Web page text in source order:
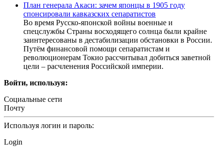
План генерала Акаси: зачем японцы в 1905 году
спонсировали кавказских сепаратистов
Во время Русско-японской войны военные и
спецслужбы Страны восходящего солнца были крайне
заинтересованы в дестабилизации обстановки в России.
Путём финансовой помощи сепаратистам и
революционерам Токио рассчитывал добиться заветной
цели – расчленения Российской империи.
Войти, используя:
Социальные сети
Почту
Используя логин и пароль:
Login